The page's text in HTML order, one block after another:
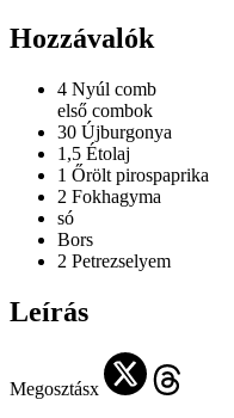
Hozzávalók
4 Nyúl comb
első combok
30 Újburgonya
1,5 Étolaj
1 Őrölt pirospaprika
2 Fokhagyma
só
Bors
2 Petrezselyem
Leírás
Megosztásx